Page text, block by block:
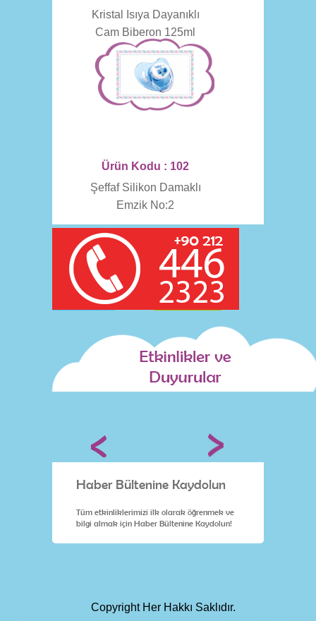
Kristal Isıya Dayanıklı
Cam Biberon 125ml
Ürün Kodu : 102
Şeffaf Silikon Damaklı
Emzik No:2
Haber Bültenine Kaydolun
Tüm etkinliklerimizi ilk olarak öğrenmek ve
bilgi almak için Haber Bültenine Kaydolun!
Copyright Her Hakkı Saklıdır.